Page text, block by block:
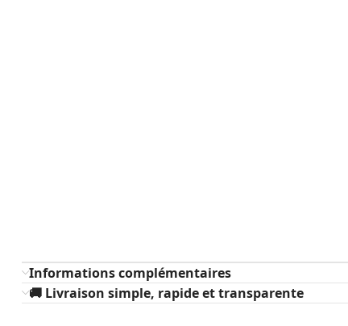
Informations complémentaires
🚚 Livraison simple, rapide et transparente